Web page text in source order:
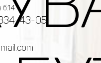
б.14
43-05